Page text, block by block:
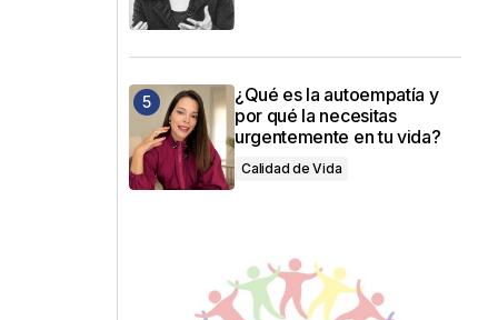
¿Qué es la autoempatía y
por qué la necesitas
urgentemente en tu vida?
Calidad de Vida